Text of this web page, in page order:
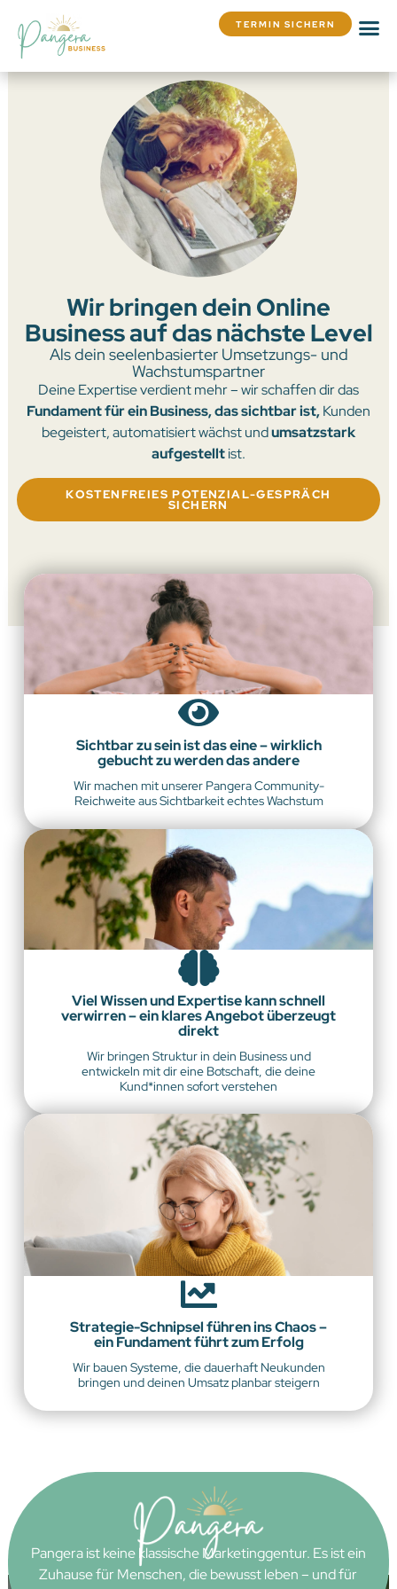
TERMIN SICHERN
Wir bringen dein Online
Business auf das nächste Level
Als dein seelenbasierter Umsetzungs- und
Wachstumspartner
Deine Expertise verdient mehr – wir schaffen dir das
Fundament für ein Business, das sichtbar ist,Kunden
begeistert, automatisiert wächst undumsatzstark
aufgestelltist.
KOSTENFREIES POTENZIAL-GESPRÄCH
SICHERN
Sichtbar zu sein ist das eine – wirklich
gebucht zu werden das andere
Wir machen mit unserer Pangera Community-
Reichweite aus Sichtbarkeit echtes Wachstum
Viel Wissen und Expertise kann schnell
verwirren – ein klares Angebot überzeugt
direkt
Wir bringen Struktur in dein Business und
entwickeln mit dir eine Botschaft, die deine
Kund*innen sofort verstehen
Strategie-Schnipsel führen ins Chaos –
ein Fundament führt zum Erfolg
Wir bauen Systeme, die dauerhaft Neukunden
bringen und deinen Umsatz planbar steigern
Pangera ist keine klassische Marketinggentur. Es ist ein
Zuhause für Menschen, die bewusst leben – und für